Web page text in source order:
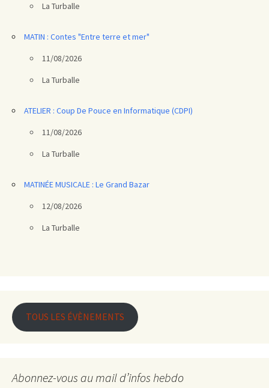
La Turballe
MATIN : Contes "Entre terre et mer"
11/08/2026
La Turballe
ATELIER : Coup De Pouce en Informatique (CDPI)
11/08/2026
La Turballe
MATINÉE MUSICALE : Le Grand Bazar
12/08/2026
La Turballe
TOUS LES ÉVÈNEMENTS
Abonnez-vous au mail d’infos hebdo